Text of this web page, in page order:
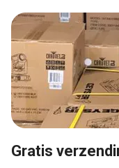
Gratis